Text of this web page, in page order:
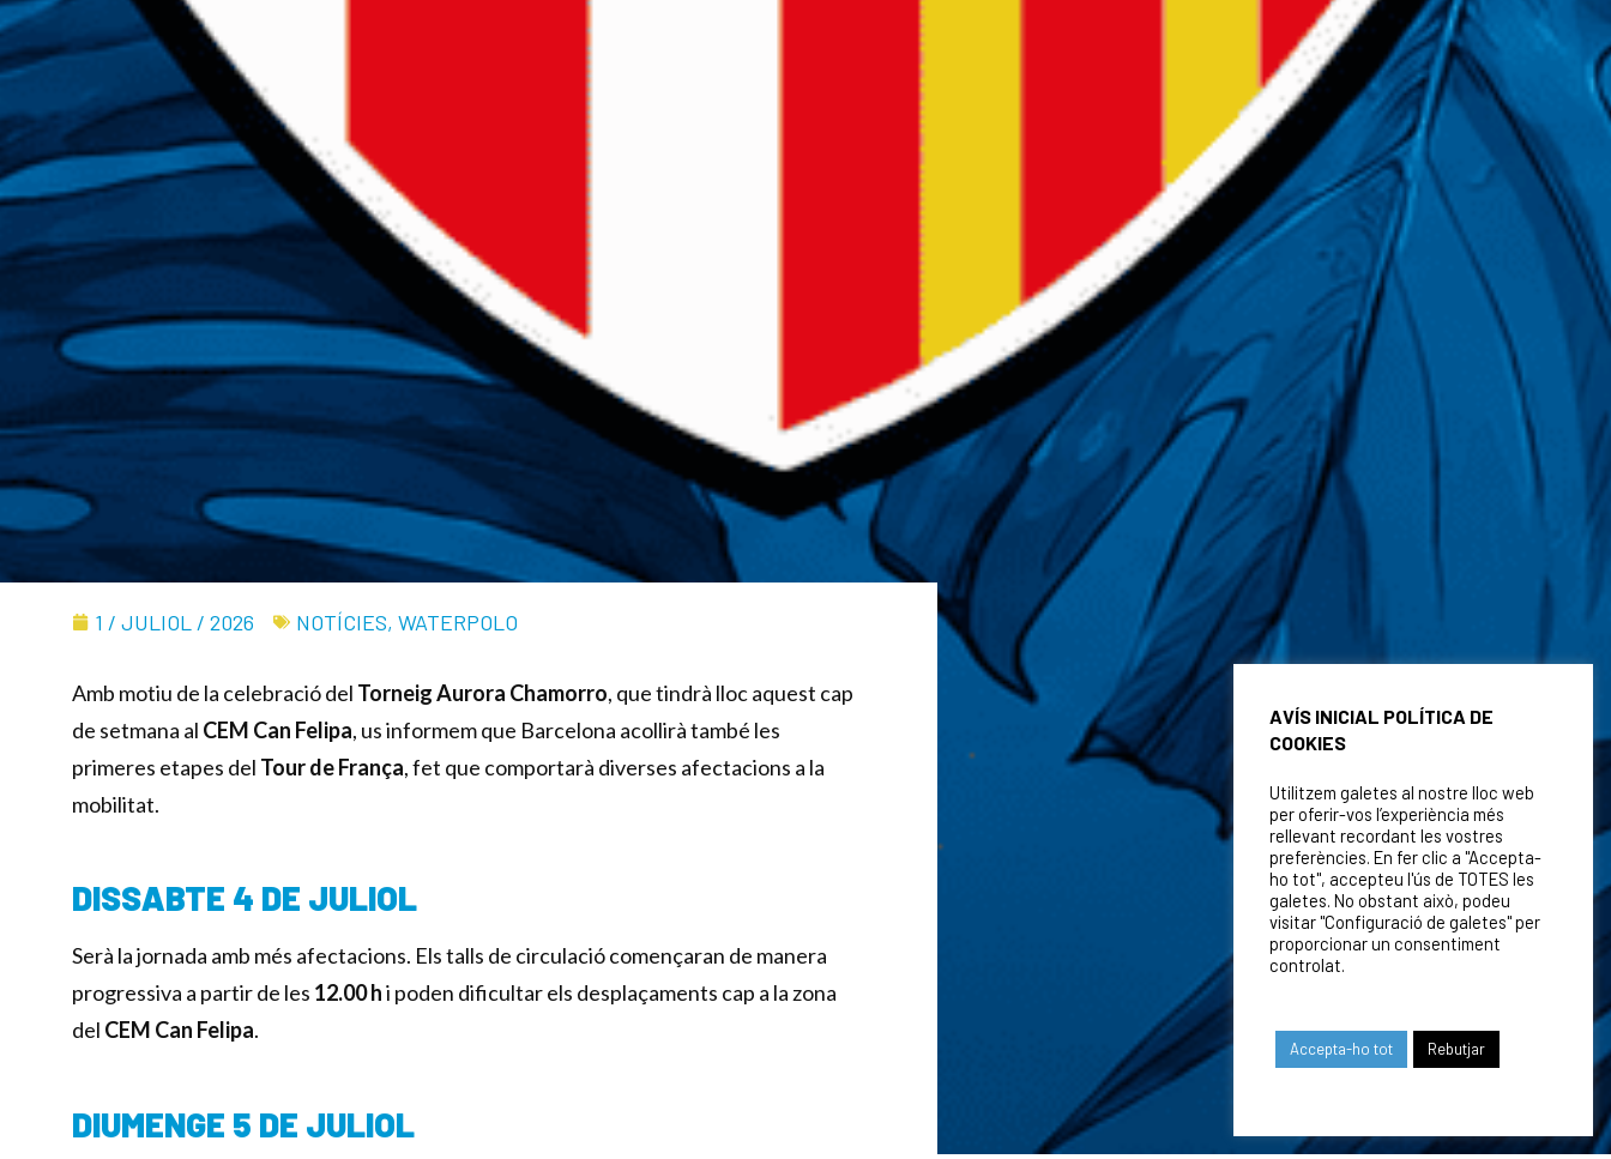
1 / JULIOL / 2026 NOTÍCIES, WATERPOLO
Amb motiu de la celebració del Torneig Aurora Chamorro, que tindrà lloc aquest cap
de setmana al CEM Can Felipa, us informem que Barcelona acollirà també les
primeres etapes del Tour de França, fet que comportarà diverses afectacions a la
mobilitat.
DISSABTE 4 DE JULIOL
Serà la jornada amb més afectacions. Els talls de circulació començaran de manera
progressiva a partir de les 12.00 hi poden dificultar els desplaçaments cap a la zona
del CEM Can Felipa.
DIUMENGE 5 DE JULIOL
AVÍS INICIAL POLÍTICA DE
COOKIES
Utilitzem galetes al nostre lloc web
per oferir-vos l’experiència més
rellevant recordant les vostres
preferències. En fer clic a "Accepta-
ho tot", accepteu l'ús de TOTES les
galetes. No obstant això, podeu
visitar "Configuració de galetes" per
proporcionar un consentiment
controlat.
Accepta-ho tot Rebutjar